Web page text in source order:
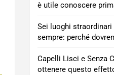
è utile conoscere
Sei luoghi
sempre: perché
Capelli Lisci e Senza
ottenere questo